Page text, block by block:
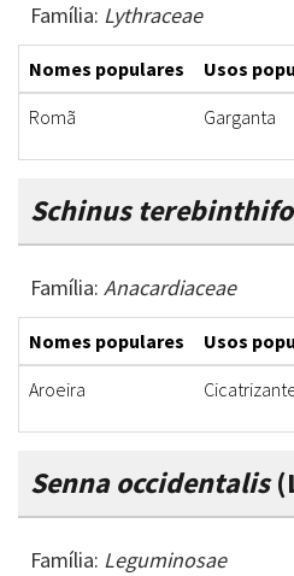
Família: Lythraceae
Nomes populares Usos
Romã
Garganta
Schinus
Família: Anacardiaceae
Nomes populares Usos
Aroeira
Senna occidentalis
Família: Leguminosae